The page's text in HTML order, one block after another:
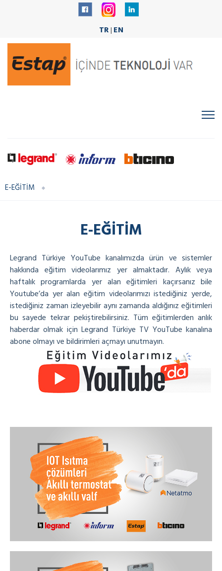
TR| EN
E-EĞİTİM
E-EĞİTİM
Legrand Türkiye YouTube kanalımızda ürün ve sistemler
hakkında eğitim videolarımız yer almaktadır. Aylık veya
haftalık programlarda yer alan eğitimleri kaçırsanız bile
Youtube’da yer alan eğitim videolarımızı istediğiniz yerde,
istediğiniz zaman izleyebilir aynı zamanda aldığınız eğitimleri
bu sayede tekrar pekiştirebilirsiniz. Tüm eğitimlerden anlık
haberdar olmak için Legrand Türkiye TV YouTube kanalına
abone olmayı ve bildirimleri açmayı unutmayın.